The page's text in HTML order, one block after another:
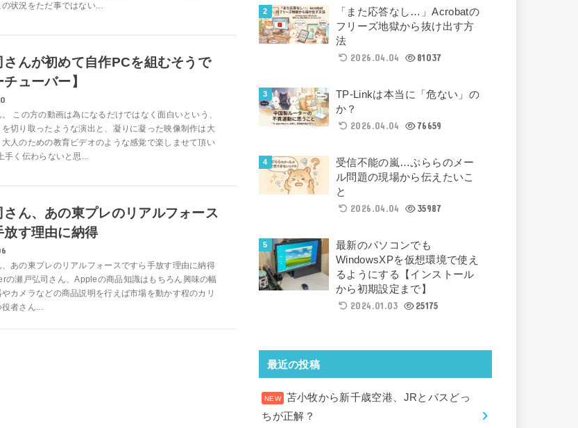
状況をただ事ではない...
さんが初めて自作PCを組むそうで
ューバー】
この方の動画は為になるだけではなく面白いという、
を切り取ったような演出と、凝りに凝った映像制作は大
大人のための教育ビデオのような感覚で楽しませて頂い
手く伝わらないと思...
さん、あの東プレのリアルフォース
放す理由に納得
あの東プレのリアルフォースですら手放す理由に納得
の瀬戸弘司さん、Appleの商品知識はもちろん興味の幅
やカメラなどの商品説明を行えば市場を動かす程のカリ
者さん...
「また応答なし…」Acrobatの
フリーズ地獄から抜け出す方
法
2026.04.04
81037
TP-Linkは本当に「危ない」の
か？
2026.04.04
76659
受信不能の嵐…ぷららのメー
ル問題の現場から伝えたいこ
と
2026.04.04
35987
最新のパソコンでも
WindowsXPを仮想環境で使え
るようにする【インストール
から初期設定まで】
2024.01.03
25175
最近の投稿
苫小牧から新千歳空港、JRとバスどっ
ちが正解？